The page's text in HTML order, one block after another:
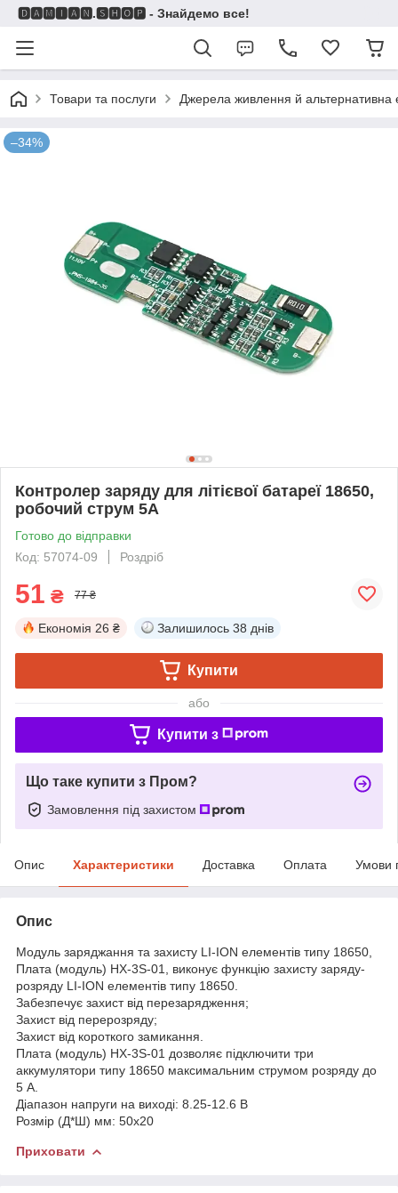
🅳🅰🅼🅸🅰🅽.🆂🅷🅾🅿 - Знайдемо все!
Товари та послуги Джерела живлення й альтернативна
–34%
Контролер заряду для літієвої батареї 18650,
робочий струм 5A
Готово до відправки
Код: 57074-09
Роздріб
51 ₴ 77 ₴
Економія 26 ₴ Залишилось 38 днів
Купити
або
Купити з
Що таке купити з Пром?
Замовлення під захистом
Опис Характеристики Доставка Оплата Умови
Опис
Модуль заряджання та захисту LI-ION елементів типу 18650,
Плата (модуль) HX-3S-01, виконує функцію захисту заряду-
розряду LI-ION елементів типу 18650.
Забезпечує захист від перезарядження;
Захист від перерозряду;
Захист від короткого замикання.
Плата (модуль) HX-3S-01 дозволяє підключити три
аккумулятори типу 18650 максимальним струмом розряду до
5 A.
Діапазон напруги на виході: 8.25-12.6 В
Розмір (Д*Ш) мм: 50х20
Приховати